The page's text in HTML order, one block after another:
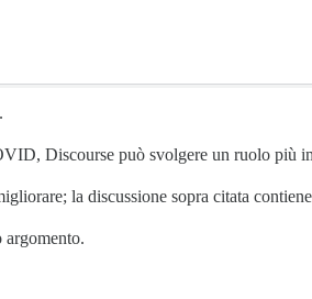
Discourse può svolgere un ruolo più
la discussione sopra citata
argomento.